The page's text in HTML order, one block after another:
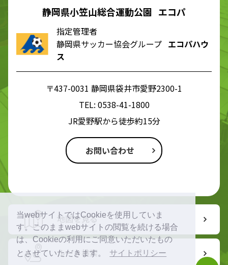
当webサイトではCookieを使用していま
す。このままwebサイトの閲覧を続ける場合
は、Cookieの利用にご同意いただいたもの
とさせていただきます。
サイトポリシー
静岡県小笠山総合運動公園 エコパ
指定管理者
静岡県サッカー協会グループ エコパハウ
ス
〒437-0031 静岡県袋井市愛野2300-1
TEL: 0538-41-1800
JR愛野駅から徒歩約15分
お問い合わせ
地図を見る
ルート検索